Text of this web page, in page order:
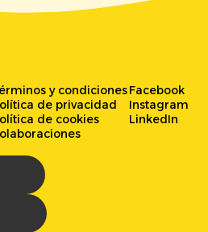
y condiciones
de privacidad
de cookies
Facebook
Instagram
LinkedIn